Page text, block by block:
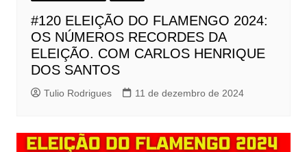
#120 ELEIÇÃO DO FLAMENGO 2024:
OS NÚMEROS RECORDES DA
ELEIÇÃO. COM CARLOS HENRIQUE
DOS SANTOS
Tulio Rodrigues 11 de dezembro de 2024